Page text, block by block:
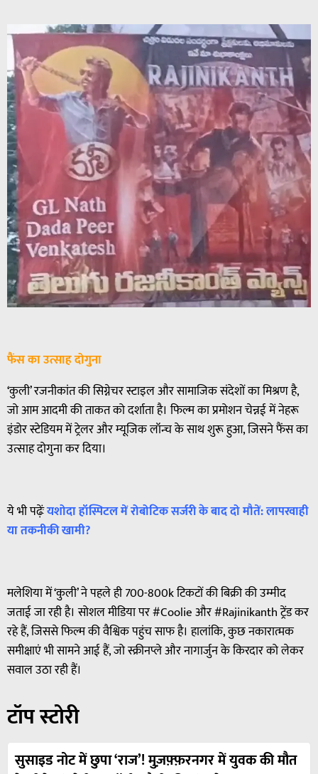
फैंस का उत्साह दोगुना
‘कुली’ रजनीकांत की सिग्नेचर स्टाइल और सामाजिक संदेशों का मिश्रण है,
जो आम आदमी की ताकत को दर्शाता है। फिल्म का प्रमोशन चेन्नई में नेहरू
इंडोर स्टेडियम में ट्रेलर और म्यूजिक लॉन्च के साथ शुरू हुआ, जिसने फैंस का
उत्साह दोगुना कर दिया।
ये भी पढ़ेंःयशोदा हॉस्पिटल में रोबोटिक सर्जरी के बाद दो मौतें: लापरवाही
या तकनीकी खामी?
मलेशिया में ‘कुली’ ने पहले ही 700-800k टिकटों की बिक्री की उम्मीद
जताई जा रही है। सोशल मीडिया पर #Coolie और #Rajinikanth ट्रेंड कर
रहे हैं, जिससे फिल्म की वैश्विक पहुंच साफ है। हालांकि, कुछ नकारात्मक
समीक्षाएं भी सामने आई हैं, जो स्क्रीनप्ले और नागार्जुन के किरदार को लेकर
सवाल उठा रही हैं।
टॉप स्टोरी
सुसाइड नोट में छुपा ‘राज’! मुज़फ़्फ़रनगर में युवक की मौत